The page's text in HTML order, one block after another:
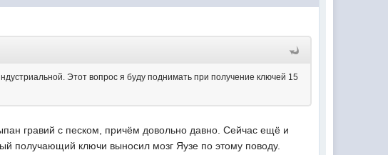
Этот вопрос я буду поднимать при получение ключей 15
гравий с песком, причём довольно давно. Сейчас ещё и
получающий ключи выносил мозг Яузе по этому поводу.